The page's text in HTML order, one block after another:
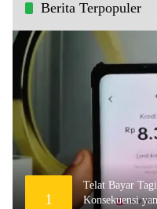
Berita Terpopuler
1
Telat Bayar
Konsekuensi